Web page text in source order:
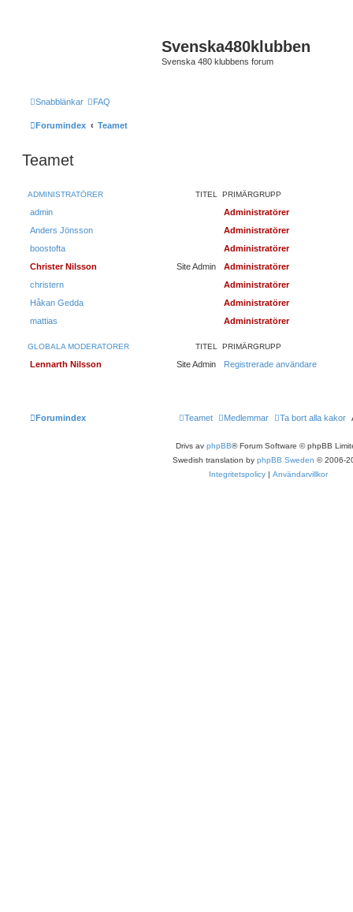
Svenska480klubben
Svenska 480 klubbens forum
Snabblänkar FAQ
Forumindex Teamet
Teamet
TITEL
ADMINISTRATÖRER PRIMÄRGRUPP
admin
Administratörer
Anders Jönsson
Administratörer
boostofta
Administratörer
Site Admin
Christer Nilsson
Administratörer
christern
Administratörer
Håkan Gedda
Administratörer
mattias
Administratörer
TITEL
GLOBALA MODERATORER PRIMÄRGRUPP
Site Admin
Lennarth Nilsson Registrerade användare
Forumindex Ta bort alla kakor
Medlemmar
Teamet
Drivs av phpBB® Forum Software © phpBB
Swedish translation by phpBB Sweden © 2006-
Integritetspolicy | Användarvillkor